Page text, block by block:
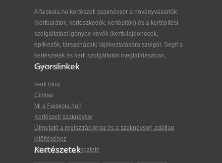
A faiskola.hu kertészeti szaknévsor a növényvásárlók
(kertbarátok, kertészkedők, kertépítők) és a kertépítési
szolgáltatást igénybe vevők (kerttulajdonosok,
építkezők, társasházak) tájékoztatására szolgál. Segít a
kertészetek és kerti szolgáltatók megtalálásában,
kiválasztásában.
Gyorslinkek
Kerti blog
Címlap
Mi a Faiskola.hu?
Kertészeti szaknévsor
Útmutató a regisztrációhoz és a szaknévsori adatlap
kitöltéséhez
Adatkezelési tájékoztató
Kertészetek